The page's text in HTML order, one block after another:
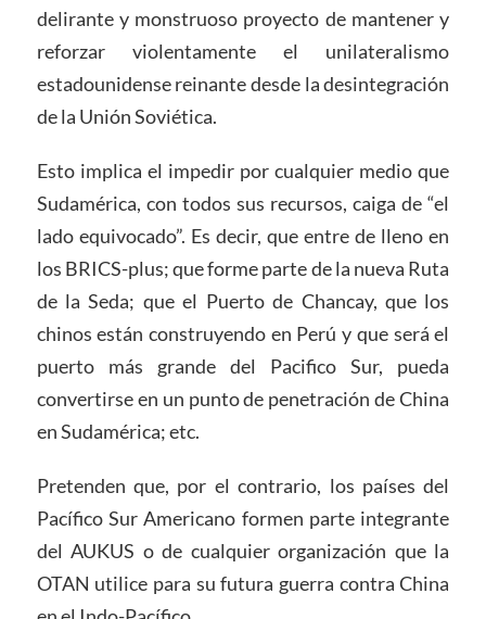
delirante y monstruoso proyecto de mantener y
reforzar violentamente el unilateralismo
estadounidense reinante desde la desintegración
de la Unión Soviética.
Esto implica el impedir por cualquier medio que
Sudamérica, con todos sus recursos, caiga de “el
lado equivocado”. Es decir, que entre de lleno en
los BRICS-plus; que forme parte de la nueva Ruta
de la Seda; que el Puerto de Chancay, que los
chinos están construyendo en Perú y que será el
puerto más grande del Pacifico Sur, pueda
convertirse en un punto de penetración de China
en Sudamérica; etc.
Pretenden que, por el contrario, los países del
Pacífico Sur Americano formen parte integrante
del AUKUS o de cualquier organización que la
OTAN utilice para su futura guerra contra China